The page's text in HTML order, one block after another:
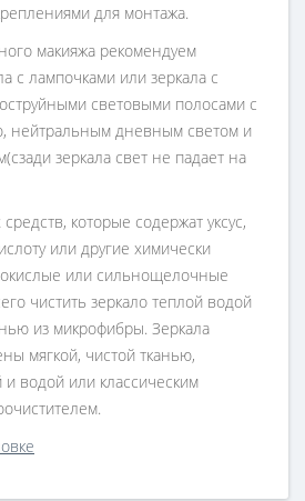
для монтажа.
макияжа рекомендуем
с лампочками или зеркала с
световыми полосами с
нейтральным дневным светом и
зеркала свет не падает на
которые содержат уксус,
или другие химически
или сильнощелочные
чистить зеркало теплой водой
из микрофибры. Зеркала
мягкой, чистой тканью,
водой или классическим